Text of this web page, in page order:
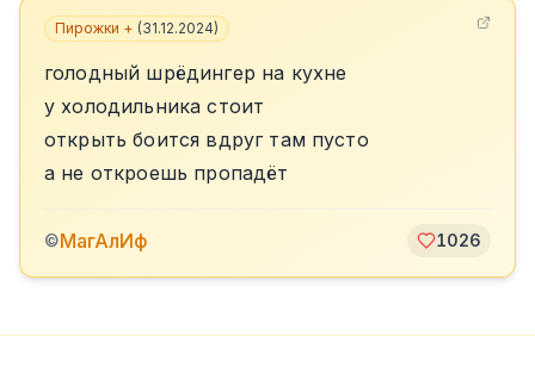
Пирожки + (31.12.2024)
голодный шрёдингер на кухне
у холодильника стоит
открыть боится вдруг там пусто
а не откроешь пропадёт
©МагАлИф 1026